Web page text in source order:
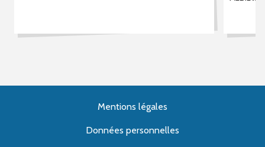
Mentions légales
Données personnelles